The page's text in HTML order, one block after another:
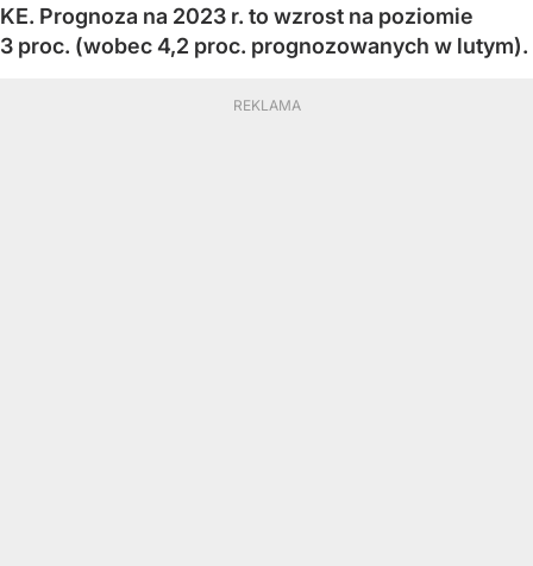
KE. Prognoza na 2023 r. to wzrost na poziomie
3 proc. (wobec 4,2 proc. prognozowanych w lutym).